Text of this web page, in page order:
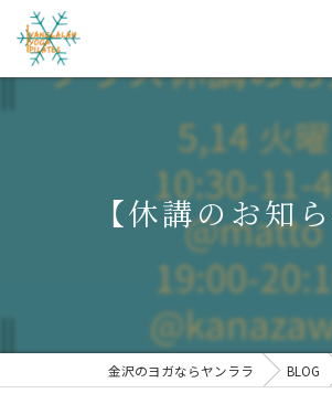
【休講のお知ら
金沢のヨガならヤンララ BLOG